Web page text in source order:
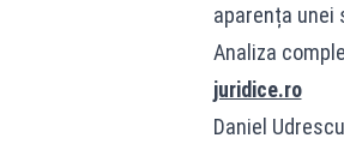
aparența unei
Analiza
juridice.ro
Daniel